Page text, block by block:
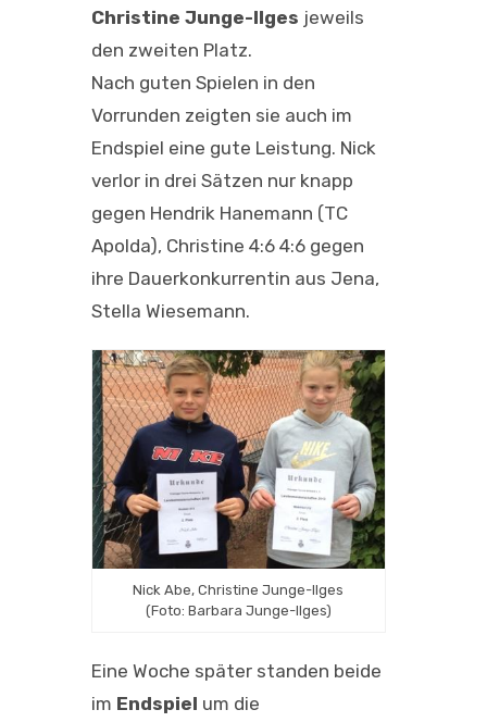
Christine Junge-Ilges jeweils
den zweiten Platz.
Nach guten Spielen in den
Vorrunden zeigten sie auch im
Endspiel eine gute Leistung. Nick
verlor in drei Sätzen nur knapp
gegen Hendrik Hanemann (TC
Apolda), Christine 4:6 4:6 gegen
ihre Dauerkonkurrentin aus Jena,
Stella Wiesemann.
Nick Abe, Christine Junge-Ilges
(Foto: Barbara Junge-Ilges)
Eine Woche später standen beide
im Endspiel um die